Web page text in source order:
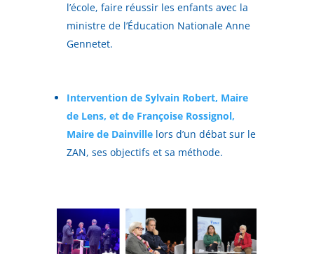
l’école, faire réussir les enfants avec la
ministre de l’Éducation Nationale Anne
Gennetet.
Intervention de Sylvain Robert, Maire
de Lens, et de Françoise Rossignol,
Maire de Dainville lors d’un débat sur le
ZAN, ses objectifs et sa méthode.